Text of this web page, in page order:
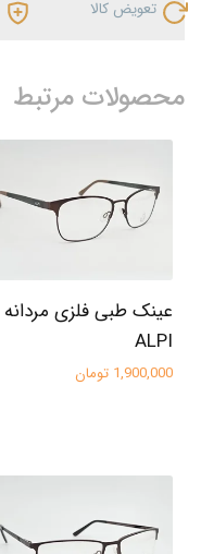
تعویض کالا
محصولات مرتبط
عینک طبی فلزی مردانه
ALPI
1,900,000 تومان